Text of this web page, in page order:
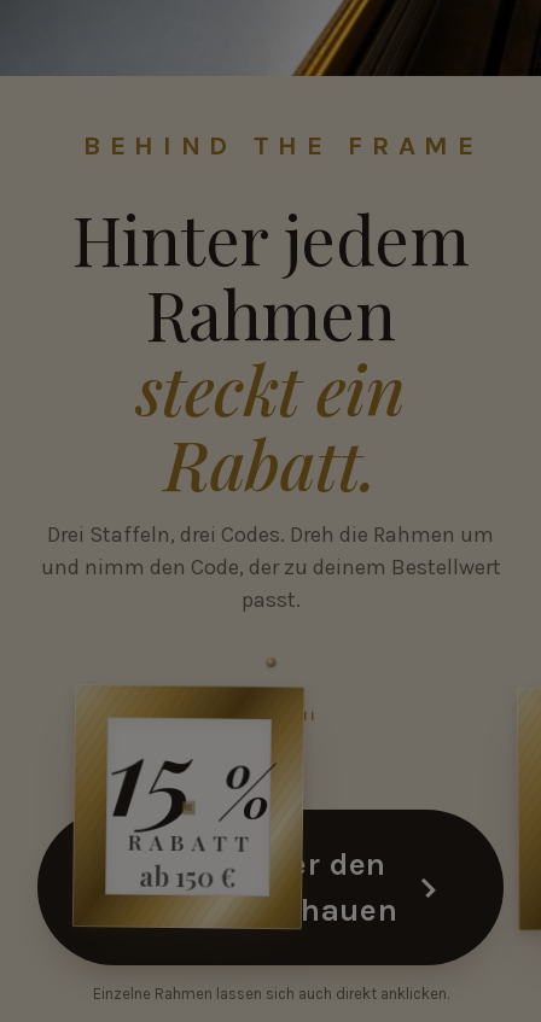
BEHIND THE FRAME
Hinter jedem
Rahmen
steckt ein
Rabatt.
Drei Staffeln, drei Codes. Dreh die Rahmen um
und nimm den Code, der zu deinem Bestellwert
passt.
für 10 % Rabatt ansehen
15 %
RABATT
ab 150 €
FRAME15
15 % · ab 150 €
STAFFEL II
Jetzt hinter den
Rahmen schauen
Einzelne Rahmen lassen sich auch direkt anklicken.